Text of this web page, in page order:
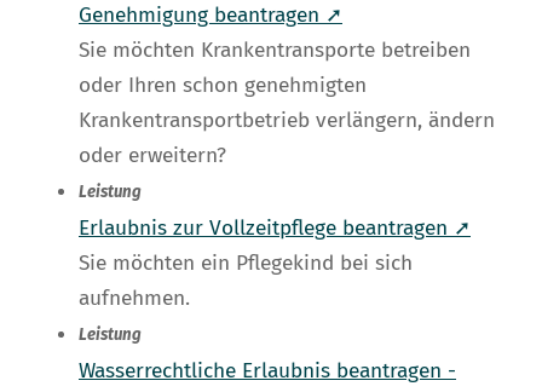
Genehmigung beantragen ➚
Sie möchten Krankentransporte betreiben
oder Ihren schon genehmigten
Krankentransportbetrieb verlängern, ändern
oder erweitern?
Leistung
Erlaubnis zur Vollzeitpflege beantragen ➚
Sie möchten ein Pflegekind bei sich
aufnehmen.
Leistung
Wasserrechtliche Erlaubnis beantragen -